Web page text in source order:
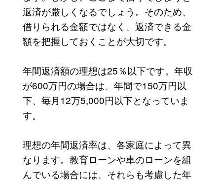
返済が厳しくなるでしょう。そのため、
借りられる金額ではなく、返済できる金
額を把握しておくことが大切です。
年間返済額の理想は25％以下です。年収
が600万円の場合は、年間で150万円以
下、毎月12万5,000円以下となっていま
す。
理想の年間返済率は、各家庭によって異
なります。教育ローンや車のローンを組
んでいる場合には、それらも考慮した年